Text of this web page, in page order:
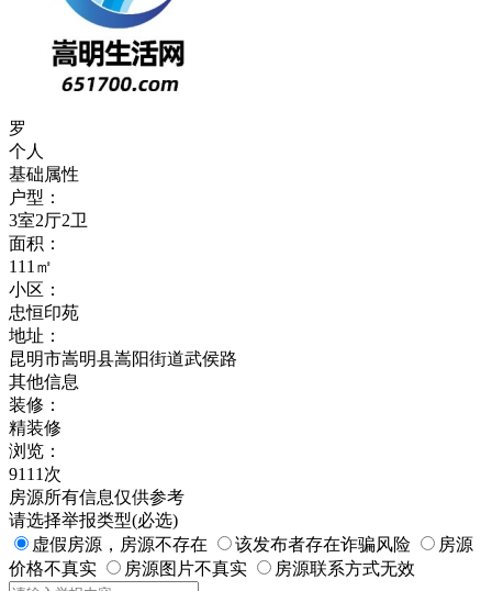
罗
个人
基础属性
户型：
3室2厅2卫
面积：
111㎡
小区：
忠恒印苑
地址：
昆明市嵩明县嵩阳街道武侯路
其他信息
装修：
精装修
浏览：
9111次
房源所有信息仅供参考
请选择举报类型(必选)
虚假房源，房源不存在
该发布者存在诈骗风险
房源
价格不真实
房源图片不真实 房源联系方式无效